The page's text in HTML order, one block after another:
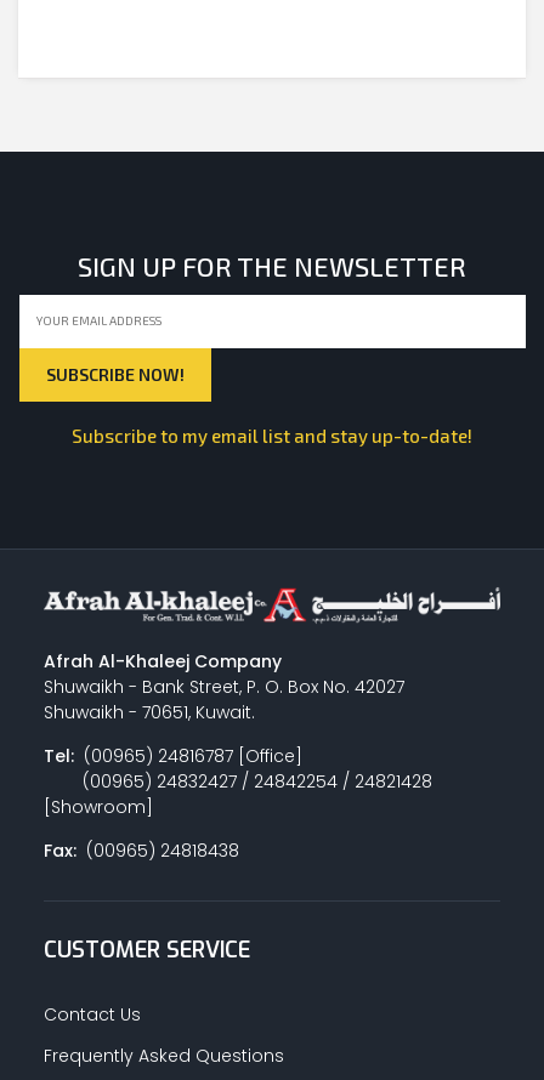
SIGN UP FOR THE NEWSLETTER
Subscribe to my email list and stay up-to-date!
Afrah Al-Khaleej Company
Shuwaikh - Bank Street, P. O. Box No. 42027
Shuwaikh - 70651, Kuwait.
Tel:(00965) 24816787 [Office]
(00965) 24832427 / 24842254 / 24821428
[Showroom]
Fax:(00965) 24818438
CUSTOMER SERVICE
Contact Us
Frequently Asked Questions